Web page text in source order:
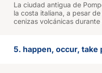
La ciudad antigua de
la costa italiana, a pesar
cenizas volcánicas durante
5. happen, occur, take